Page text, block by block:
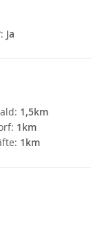
Ja
1,5km
1km
1km